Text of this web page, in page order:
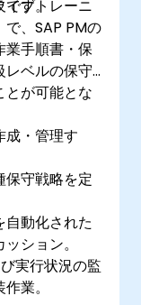
す。
イブトレーニ
、SAP PMの
業手順書・保
レベルの保守
とが可能とな
成・管理す
保守戦略を定
自動化された
実行状況の監
ション。
業。